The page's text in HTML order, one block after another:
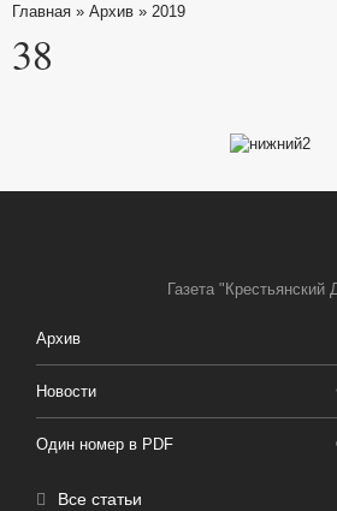
Главная » Архив » 2019
38
Газета "Крестьянский
Архив
Новости
Один номер в PDF
Все статьи